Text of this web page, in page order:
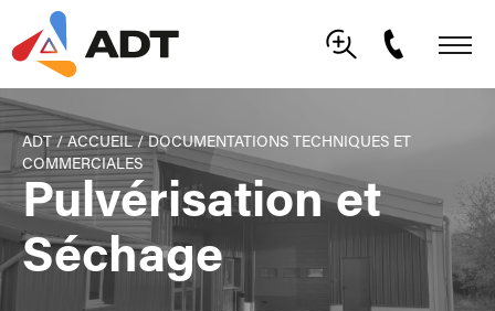
ADT /ACCUEIL/ DOCUMENTATIONS TECHNIQUES ET
COMMERCIALES
Pulvérisation et
Séchage